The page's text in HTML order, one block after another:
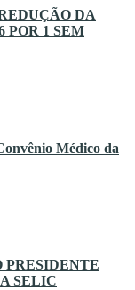
DA
POR 1 SEM
Médico da
PRESIDENTE
SELIC